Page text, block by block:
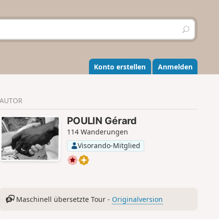
S
u
h
e
n
Konto erstellen Anmelden
AUTOR
POULIN Gérard
114 Wanderungen
Visorando-Mitglied
Maschinell übersetzte Tour - Originalversion